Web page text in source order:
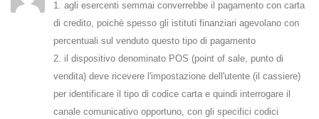
1. agli esercenti semmai converrebbe il pagamento con carta
di credito, poichè spesso gli istituti finanziari agevolano con
percentuali sul venduto questo tipo di pagamento
2. il dispositivo denominato POS (point of sale, punto di
vendita) deve ricevere l'impostazione dell'utente (il cassiere)
per identificare il tipo di codice carta e quindi interrogare il
canale comunicativo opportuno, con gli specifici codici